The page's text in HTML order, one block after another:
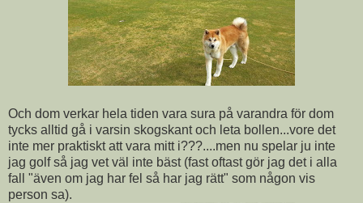
Och dom verkar hela tiden vara sura på varandra för dom
tycks alltid gå i varsin skogskant och leta bollen...vore det
inte mer praktiskt att vara mitt i???....men nu spelar ju inte
jag golf så jag vet väl inte bäst (fast oftast gör jag det i alla
fall "även om jag har fel så har jag rätt" som någon vis
person sa).